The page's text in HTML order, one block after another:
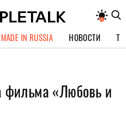
MADE IN RUSSIA НОВОСТИ
фильма «Любовь и